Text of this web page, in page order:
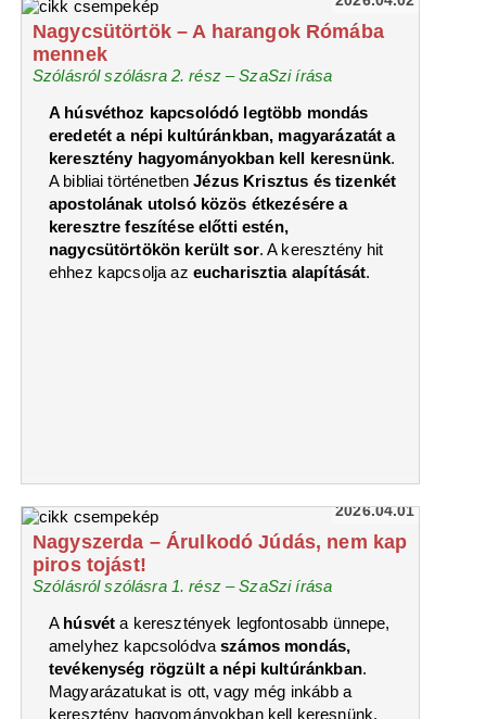
Nagycsütörtök – A harangok Rómába
mennek
Szólásról szólásra 2. rész – SzaSzi írása
A húsvéthoz kapcsolódó legtöbb mondás
eredetét a népi kultúránkban, magyarázatát a
keresztény hagyományokban kell keresnünk.
A bibliai történetbenJézus Krisztus és tizenkét
apostolának utolsó közös étkezésére a
keresztre feszítése előtti estén,
nagycsütörtökön került sor. A keresztény hit
ehhez kapcsolja az eucharisztia alapítását.
2026.04.01
Nagyszerda – Árulkodó Júdás, nem kap
piros tojást!
Szólásról szólásra 1. rész – SzaSzi írása
A húsvét a keresztények legfontosabb ünnepe,
amelyhez kapcsolódvaszámos mondás,
tevékenység rögzült a népi kultúránkban.
Magyarázatukat is ott, vagy még inkább a
keresztény hagyományokban kell keresnünk.